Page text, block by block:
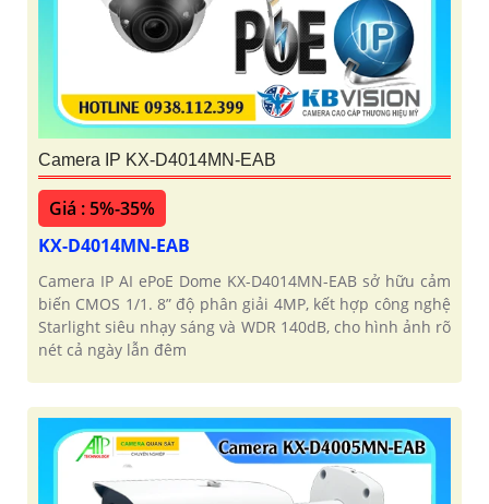
Camera IP KX-D4014MN-EAB
Giá : 5%-35%
KX-D4014MN-EAB
Camera IP AI ePoE Dome KX-D4014MN-EAB sở hữu cảm
biến CMOS 1/1. 8” độ phân giải 4MP, kết hợp công nghệ
Starlight siêu nhạy sáng và WDR 140dB, cho hình ảnh rõ
nét cả ngày lẫn đêm